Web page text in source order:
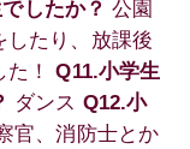
したか？ 公園
したり、放課後
た！Q11.小学生
ダンス Q12.小
官、消防士とか